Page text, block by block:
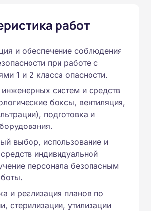
работ
и обеспечение соблюдения
при работе с
1 и 2 класса опасности.
инженерных систем и средств
боксы, вентиляция,
подготовка и
выбор, использование и
индивидуальной
персонала безопасным
и реализация планов по
стерилизации, утилизации